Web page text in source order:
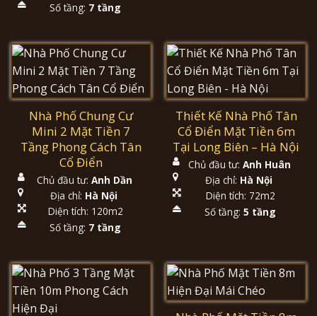
Số tầng: 7 tầng
Nhà Phố Chung Cư
Mini 2 Mặt Tiền 7
Tầng Phong Cách Tân
Cổ Điển
Chủ đầu tư: Anh Dần
Địa chỉ: Hà Nội
Diện tích: 120m2
Số tầng: 7 tầng
Thiết Kế Nhà Phố Tân
Cổ Điển Mặt Tiền 6m
Tại Long Biên – Hà Nội
Chủ đầu tư: Anh Huân
Địa chỉ: Hà Nội
Diện tích: 72m2
Số tầng: 5 tầng